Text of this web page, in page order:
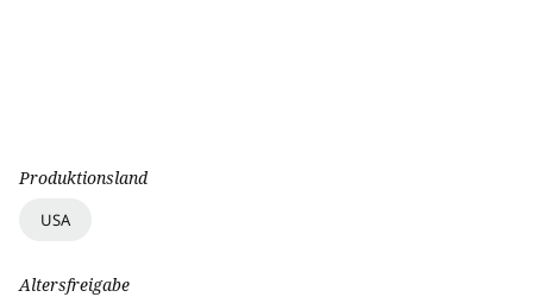
Produktionsland
USA
Altersfreigabe